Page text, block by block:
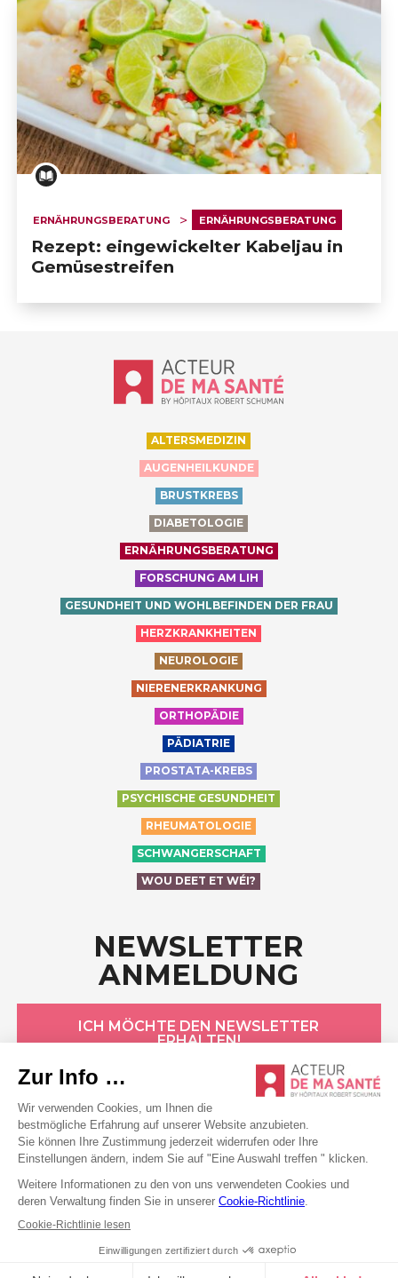
ERNÄHRUNGSBERATUNG ERNÄHRUNGSBERATUNG
Rezept: eingewickelter Kabeljau in
Gemüsestreifen
Accueil - Acteur de ma santé, by
ALTERSMEDIZIN
AUGENHEILKUNDE
BRUSTKREBS
DIABETOLOGIE
ERNÄHRUNGSBERATUNG
FORSCHUNG AM LIH
GESUNDHEIT UND WOHLBEFINDEN DER FRAU
HERZKRANKHEITEN
NEUROLOGIE
NIERENERKRANKUNG
ORTHOPÄDIE
PÄDIATRIE
PROSTATA-KREBS
PSYCHISCHE GESUNDHEIT
RHEUMATOLOGIE
SCHWANGERSCHAFT
WOU DEET ET WÉI?
NEWSLETTER
ANMELDUNG
ICH MÖCHTE DEN NEWSLETTER
ERHALTEN!
HÔPITAUX ROBERT SCHUMAN
Datenschutzerklärung
Cookie-Erklärung
Allgemeine Bedingungen
Rechtliche Hinweise
Erklärung zur Barrierefreiheit